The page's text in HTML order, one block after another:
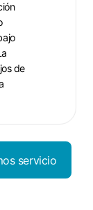
de
servicio